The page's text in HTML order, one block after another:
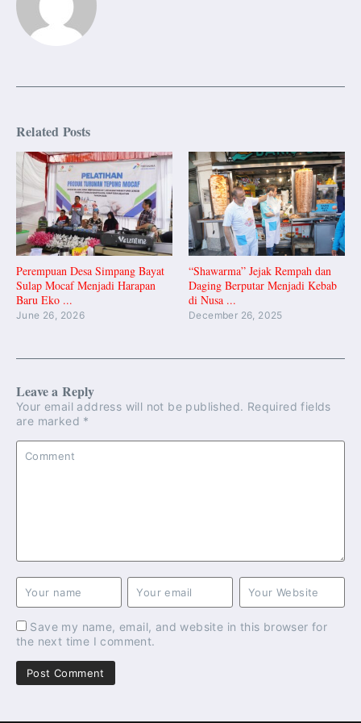
Related Posts
Perempuan Desa Simpang Bayat
Sulap Mocaf Menjadi Harapan
Baru Eko ...
June 26, 2026
“Shawarma” Jejak Rempah dan
Daging Berputar Menjadi Kebab
di Nusa ...
December 26, 2025
Leave a Reply
Your email address will not be published. Required fields
are marked *
Save my name, email, and website in this browser for
the next time I comment.